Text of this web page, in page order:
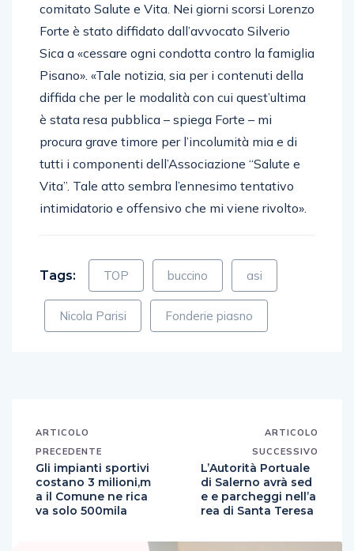
comitato Salute e Vita. Nei giorni scorsi Lorenzo
Forte è stato diffidato dall’avvocato Silverio
Sica a «cessare ogni condotta contro la famiglia
Pisano». «Tale notizia, sia per i contenuti della
diffida che per le modalità con cui quest’ultima
è stata resa pubblica – spiega Forte – mi
procura grave timore per l’incolumità mia e di
tutti i componenti dell’Associazione “Salute e
Vita”. Tale atto sembra l’ennesimo tentativo
intimidatorio e offensivo che mi viene rivolto».
Tags: TOP buccino asi
Nicola Parisi Fonderie piasno
ARTICOLO
PRECEDENTE
Gli impianti sportivi
costano 3 milioni,m
a il Comune ne rica
va solo 500mila
ARTICOLO
SUCCESSIVO
L’Autorità Portuale
di Salerno avrà sed
e e parcheggi nell’a
rea di Santa Teresa